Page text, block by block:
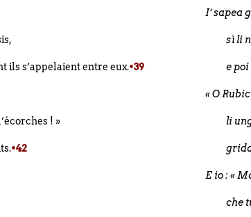
ils s’appelaient entre eux.•39
! »
•42
I’ sapea
sì li
e poi
« O
li
E io : «
che